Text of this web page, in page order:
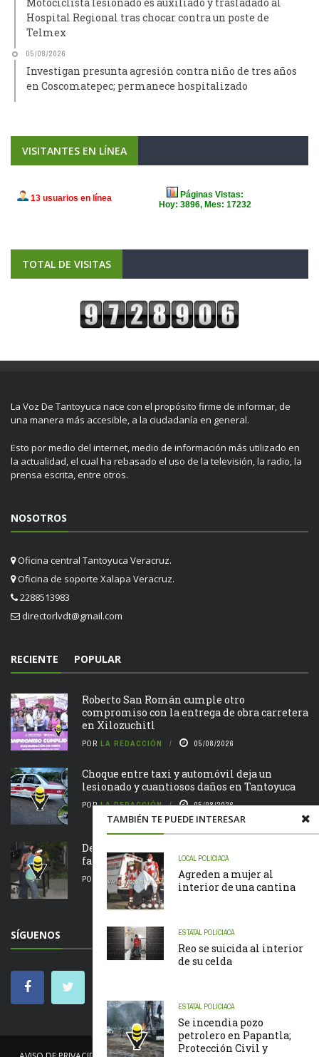
TAMBIÉN TE PUEDE INTERESAR
LOCAL POLICIACA
Agreden a mujer al
interior de una cantina
ESTATAL POLICIACA
Reo se suicida al interior
de su celda
ESTATAL POLICIACA
Se incendia pozo
petrolero en Papantla;
Protección Civil y
Motociclista lesionado es auxiliado y trasladado al
Hospital Regional tras chocar contra un poste de
Telmex
05/08/2026
Investigan presunta agresión contra niño de tres años
en Coscomatepec; permanece hospitalizado
VISITANTES EN LÍNEA
TOTAL DE VISITAS
La Voz De Tantoyuca nace con el propósito firme de informar, de
una manera más accesible, a la ciudadanía en general.
Esto por medio del internet, medio de información más utilizado en
la actualidad, el cual ha rebasado el uso de la televisión, la radio, la
prensa escrita, entre otros.
NOSOTROS
Oficina central Tantoyuca Veracruz.
Oficina de soporte Xalapa Veracruz.
2288513983
directorlvdt@gmail.com
RECIENTE POPULAR
Roberto San Román cumple otro
compromiso con la entrega de obra carretera
en Xilozuchitl
POR LA REDACCIÓN 05/08/2026
Choque entre taxi y automóvil deja un
lesionado y cuantiosos daños en Tantoyuca
PORLA REDACCIÓN 05/08/2026
Detienen a hombre por presunta violencia
familiar en Tantoyuca
POR LA REDACCIÓN 05/08/2026
SÍGUENOS